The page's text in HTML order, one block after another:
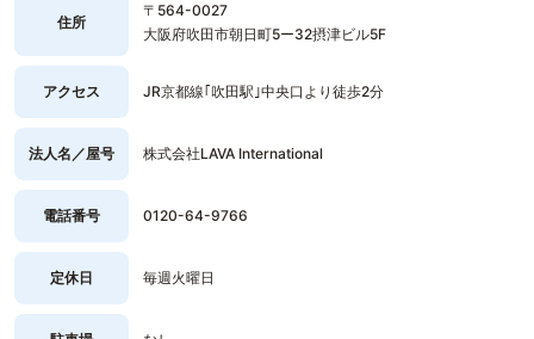
住所
〒564-0027
大阪府吹田市朝日町5ー32摂津ビル5F
アクセス JR京都線｢吹田駅｣中央口より徒歩2分
法人名／屋号 株式会社LAVA International
電話番号 0120-64-9766
定休日 毎週火曜日